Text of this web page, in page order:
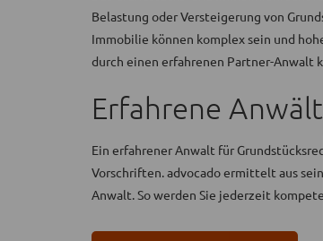
Belastung oder Versteigerung von
Immobilie können komplex sein und
durch einen erfahrenen Partner-Anwalt
Erfahrene
Ein erfahrener Anwalt für
Vorschriften. advocado ermittelt aus
Anwalt. So werden Sie jederzeit